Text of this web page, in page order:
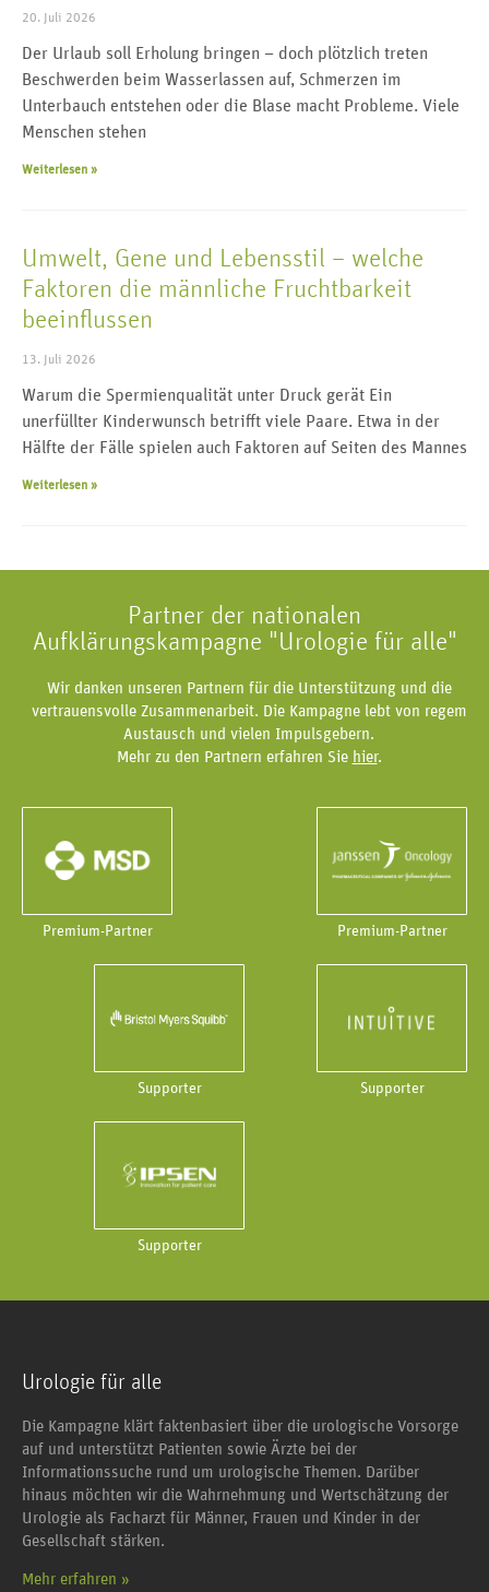
20. Juli 2026
Der Urlaub soll Erholung bringen – doch plötzlich treten
Beschwerden beim Wasserlassen auf, Schmerzen im
Unterbauch entstehen oder die Blase macht Probleme. Viele
Menschen stehen
Weiterlesen »
Umwelt, Gene und Lebensstil – welche
Faktoren die männliche Fruchtbarkeit
beeinflussen
13. Juli 2026
Warum die Spermienqualität unter Druck gerät Ein
unerfüllter Kinderwunsch betrifft viele Paare. Etwa in der
Hälfte der Fälle spielen auch Faktoren auf Seiten des Mannes
Weiterlesen »
Partner der nationalen
Aufklärungskampagne "Urologie für alle"
Wir danken unseren Partnern für die Unterstützung und die
vertrauensvolle Zusammenarbeit. Die Kampagne lebt von regem
Austausch und vielen Impulsgebern.
Mehr zu den Partnern erfahren Sie hier.
Premium-Partner Premium-Partner
Supporter Supporter
Supporter
Urologie für alle
Die Kampagne klärt faktenbasiert über die urologische Vorsorge
auf und unterstützt Patienten sowie Ärzte bei der
Informationssuche rund um urologische Themen. Darüber
hinaus möchten wir die Wahrnehmung und Wertschätzung der
Urologie als Facharzt für Männer, Frauen und Kinder in der
Gesellschaft stärken.
Mehr erfahren »